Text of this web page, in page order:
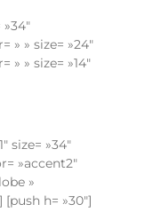
» » size= »24″
» » size= »14″
size= »34″
»accent2″
»
[push h= »30″]